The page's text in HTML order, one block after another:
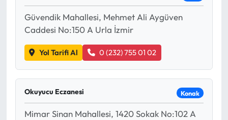
Güvendik Mahallesi, Mehmet Ali Aygüven
Caddesi No:150 A Urla İzmir
Yol Tarifi Al 0 (232) 755 01 02
Okuyucu Eczanesi Konak
Mimar Sinan Mahallesi, 1420 Sokak No:102 A